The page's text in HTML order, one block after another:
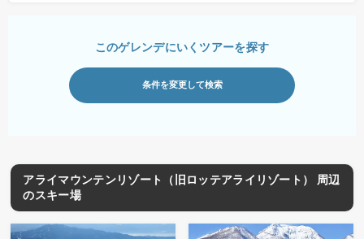
このゲレンデにいくツアーを探す
条件を変更して検索
アライマウンテンリゾート（旧ロッテアライリゾート） 周辺
のスキー場